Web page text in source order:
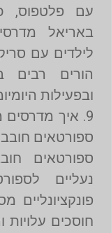
עם פלטפוס,
באריאל
לילדים עם
הורים רבים
ובפעילות
9. איך מדרסים
ספורטאים
ספורטאים
נעליים
חוסכים